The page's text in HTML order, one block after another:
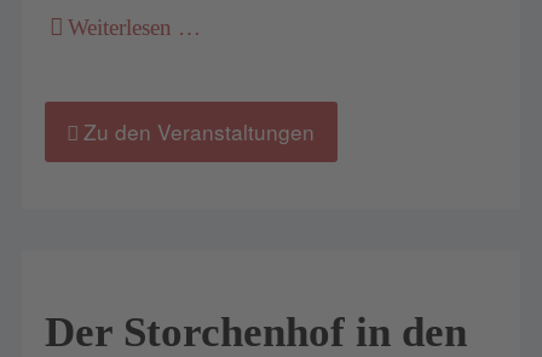
Weiterlesen …
Zu den Veranstaltungen
Der Storchenhof in den